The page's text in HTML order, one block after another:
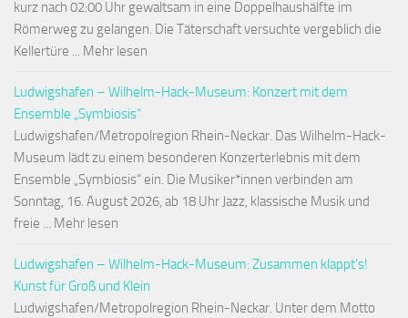
kurz nach 02:00 Uhr gewaltsam in eine Doppelhaushälfte im
Römerweg zu gelangen. Die Täterschaft versuchte vergeblich die
Kellertüre ... Mehr lesen
Ludwigshafen – Wilhelm-Hack-Museum: Konzert mit dem
Ensemble „Symbiosis“
Ludwigshafen/Metropolregion Rhein-Neckar. Das Wilhelm-Hack-
Museum lädt zu einem besonderen Konzerterlebnis mit dem
Ensemble „Symbiosis“ ein. Die Musiker*innen verbinden am
Sonntag, 16. August 2026, ab 18 Uhr Jazz, klassische Musik und
freie ... Mehr lesen
Ludwigshafen – Wilhelm-Hack-Museum: Zusammen klappt’s!
Kunst für Groß und Klein
Ludwigshafen/Metropolregion Rhein-Neckar. Unter dem Motto